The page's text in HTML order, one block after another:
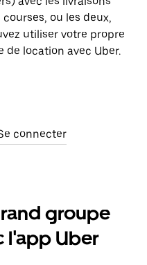
ou les deux,
utiliser votre propre
de location avec Uber.
connecter
groupe
l'app Uber